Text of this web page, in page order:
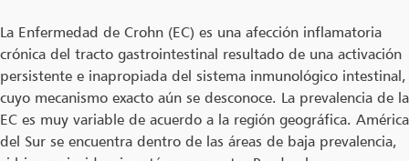
La Enfermedad de Crohn (EC) es una afección inflamatoria
crónica del tracto gastrointestinal resultado de una activación
persistente e inapropiada del sistema inmunológico intestinal,
cuyo mecanismo exacto aún se desconoce. La prevalencia de la
EC es muy variable de acuerdo a la región geográfica. América
del Sur se encuentra dentro de las áreas de baja prevalencia,